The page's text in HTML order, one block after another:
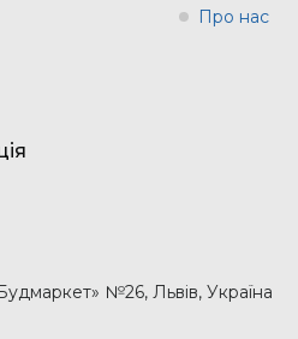
Про нас
№26, Львів, Україна